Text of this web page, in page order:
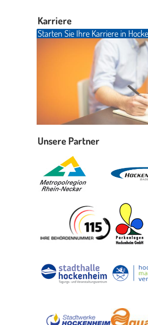
Karriere
Starten Sie Ihre Karriere in
Unsere Partner